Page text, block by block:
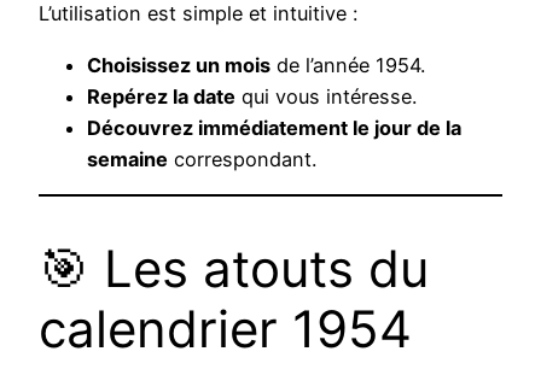
L’utilisation est simple et intuitive :
Choisissez un mois de l’année 1954.
Repérez la date qui vous intéresse.
Découvrez immédiatement le jour de la
semaine correspondant.
🎯 Les atouts du
calendrier 1954